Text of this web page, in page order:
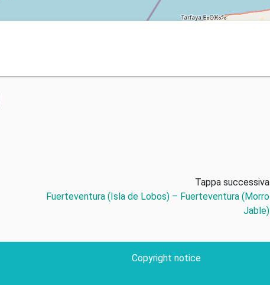
Tappa successiva
Fuerteventura (Isla de Lobos) – Fuerteventura (Morro
Jable)
Copyright notice